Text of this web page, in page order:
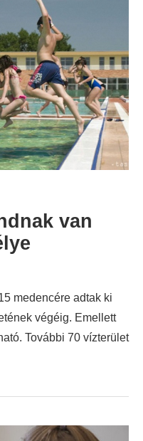
van
medencére adtak ki
végéig. Emellett
További 70 vízterület